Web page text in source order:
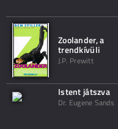
Zoolander, a
trendkívüli
J.P. Prewitt
Istent játszva
Dr. Eugene Sands